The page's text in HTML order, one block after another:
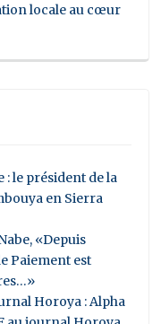
locale au cœur
: le président de la
en Sierra
«Depuis
Paiement est
Horoya : Alpha